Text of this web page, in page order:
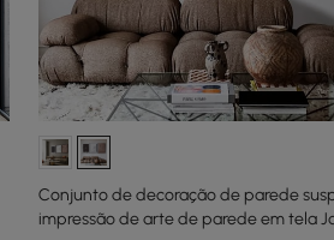
Conjunto de decoração de parede
impressão de arte de parede em tela